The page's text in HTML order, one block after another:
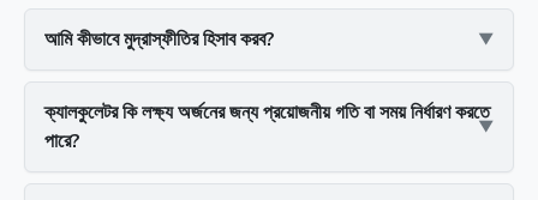
আমি কীভাবে মুদ্রাস্ফীতির হিসাব করব?
ক্যালকুলেটর কি লক্ষ্য অর্জনের জন্য প্রয়োজনীয় গতি বা সময় নির্ধারণ করতে
পারে?